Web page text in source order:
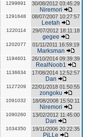
1299891 30/08/2012 03:45:29
Niremori
1291648 08/07/2007 10:27:57
Leetah
1220114 29/07/2012 18:11:18
gegee
1202077 01/11/2011 16:59:19
Marksman
1194601 26/10/2014 09:39:39
RealNoob1
1136634 17/08/2014 12:52:57
Dan
1127209 22/01/2018 01:50:55
zongoku
1091032 18/08/2008 15:50:11
Niremori
1090260 13/02/2012 11:45:00
Dan
1034350 19/11/2006 20:22:35
PiLLe